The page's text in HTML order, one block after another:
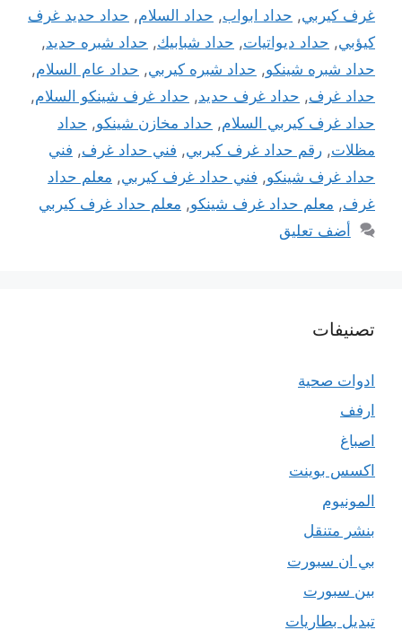
غرف كيربي, حداد ابواب, حداد السلام, حداد حديد غرف
كيؤبي, حداد ديواتيات, حداد شبابيك, حداد شبره حديد,
حداد شبره شينكو, حداد شبره كيربي, حداد عام السلام,
حداد غرف, حداد غرف حديد, حداد غرف شينكو السلام,
حداد غرف كيربي السلام, حداد مخازن شينكو, حداد
مظلات, رقم حداد غرف كيربي, فني حداد غرف, فني
حداد غرف شينكو, فني حداد غرف كيربي, معلم حداد
غرف, معلم حداد غرف شينكو, معلم حداد غرف كيربي
أضف تعليق
تصنيفات
ادوات صحية
ارفف
اصباغ
اكسس بوينت
المونيوم
بنشر متنقل
بي ان سبورت
بين سبورت
تبديل بطاريات